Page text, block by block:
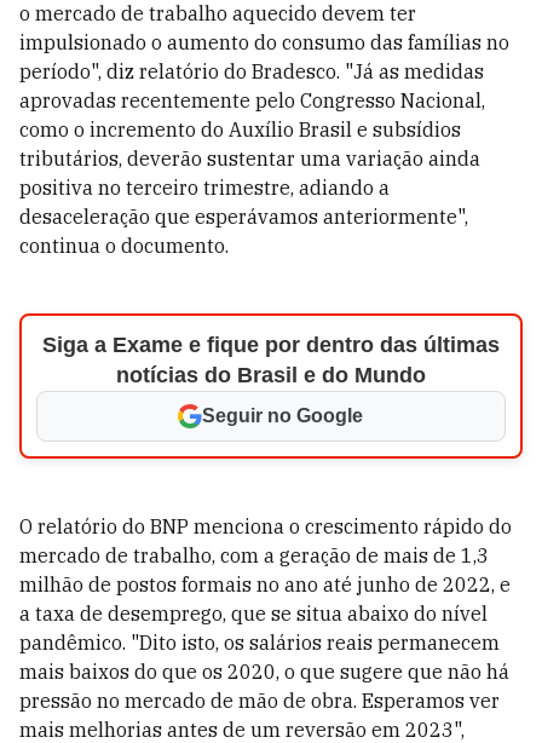
o mercado de trabalho aquecido devem ter
impulsionado o aumento do consumo das famílias no
período", diz relatório do Bradesco. "Já as medidas
aprovadas recentemente pelo Congresso Nacional,
como o incremento do Auxílio Brasil e subsídios
tributários, deverão sustentar uma variação ainda
positiva no terceiro trimestre, adiando a
desaceleração que esperávamos anteriormente",
continua o documento.
Siga a Exame e fique por dentro das últimas
notícias do Brasil e do Mundo
Seguir no Google
O relatório do BNP menciona o crescimento rápido do
mercado de trabalho, com a geração de mais de 1,3
milhão de postos formais no ano até junho de 2022, e
a taxa de desemprego, que se situa abaixo do nível
pandêmico. "Dito isto, os salários reais permanecem
mais baixos do que os 2020, o que sugere que não há
pressão no mercado de mão de obra. Esperamos ver
mais melhorias antes de um reversão em 2023",